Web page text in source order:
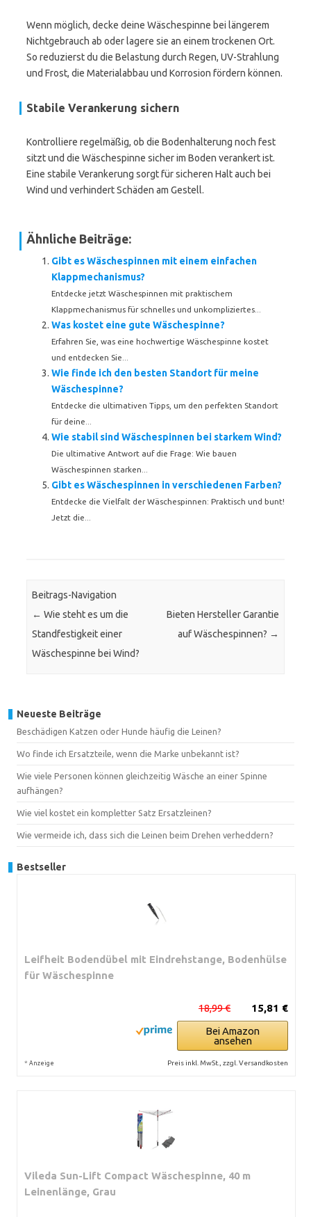
Wenn möglich, decke deine Wäschespinne bei längerem
Nichtgebrauch ab oder lagere sie an einem trockenen Ort.
So reduzierst du die Belastung durch Regen, UV-Strahlung
und Frost, die Materialabbau und Korrosion fördern können.
Stabile Verankerung sichern
Kontrolliere regelmäßig, ob die Bodenhalterung noch fest
sitzt und die Wäschespinne sicher im Boden verankert ist.
Eine stabile Verankerung sorgt für sicheren Halt auch bei
Wind und verhindert Schäden am Gestell.
Ähnliche Beiträge:
Gibt es Wäschespinnen mit einem einfachen
Klappmechanismus?
Entdecke jetzt Wäschespinnen mit praktischem
Klappmechanismus für schnelles und unkompliziertes...
Was kostet eine gute Wäschespinne?
Erfahren Sie, was eine hochwertige Wäschespinne kostet
und entdecken Sie...
Wie finde ich den besten Standort für meine
Wäschespinne?
Entdecke die ultimativen Tipps, um den perfekten Standort
für deine...
Wie stabil sind Wäschespinnen bei starkem Wind?
Die ultimative Antwort auf die Frage: Wie bauen
Wäschespinnen starken...
Gibt es Wäschespinnen in verschiedenen Farben?
Entdecke die Vielfalt der Wäschespinnen: Praktisch und bunt!
Jetzt die...
Beitrags-Navigation
← Wie steht es um die
Standfestigkeit einer
Wäschespinne bei Wind?
Bieten Hersteller Garantie
auf Wäschespinnen? →
Neueste Beiträge
Beschädigen Katzen oder Hunde häufig die Leinen?
Wo finde ich Ersatzteile, wenn die Marke unbekannt ist?
Wie viele Personen können gleichzeitig Wäsche an einer Spinne
aufhängen?
Wie viel kostet ein kompletter Satz Ersatzleinen?
Wie vermeide ich, dass sich die Leinen beim Drehen verheddern?
Bestseller
Leifheit Bodendübel mit Eindrehstange, Bodenhülse
für Wäschespinne
15,81 €
18,99 €
Bei Amazon
ansehen
* Anzeige Preis inkl. MwSt., zzgl. Versandkosten
Vileda Sun-Lift Compact Wäschespinne, 40 m
Leinenlänge, Grau